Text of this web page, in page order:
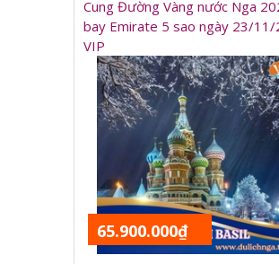
Cung Đường Vàng nước Nga
bay Emirate 5 sao ngày 23/11/
VIP
65.900.000₫